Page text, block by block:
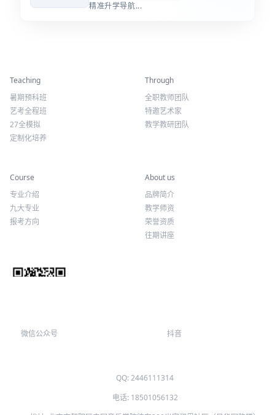
精准升学导航...
Teaching
暑期预科班
艺考全程班
27全模拟
定制化培养
Through
全职教师团队
特邀艺术家
教学教研团队
Course
专业介绍
九大专业
报考方向
About us
品牌简介
教学师资
荣誉资质
往期讲座
微信公众号 抖音
QQ: 2446111314
电话: 18501056132